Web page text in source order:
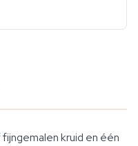
kruid en één